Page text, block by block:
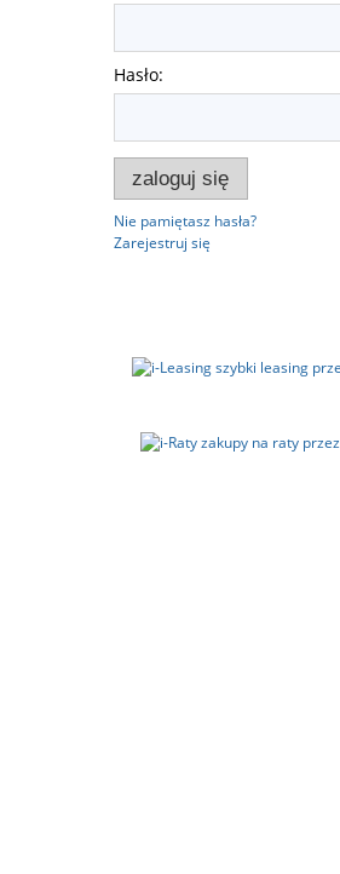
Hasło:
zaloguj się
Nie pamiętasz hasła?
Zarejestruj się